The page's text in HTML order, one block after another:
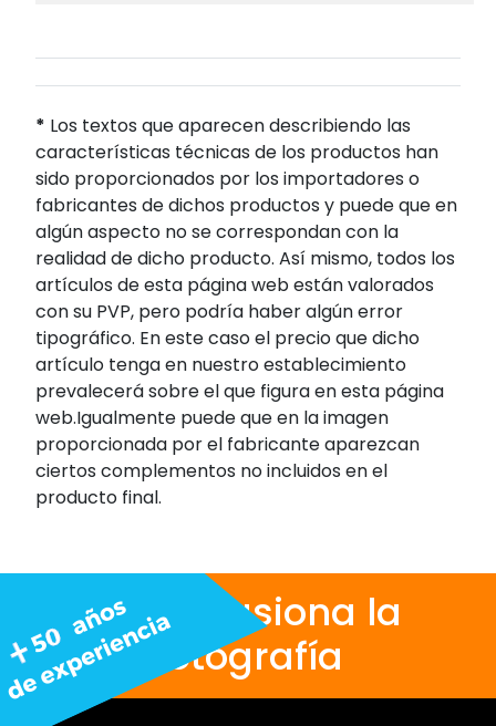
* Los textos que aparecen describiendo las
características técnicas de los productos han
sido proporcionados por los importadores o
fabricantes de dichos productos y puede que en
algún aspecto no se correspondan con la
realidad de dicho producto. Así mismo, todos los
artículos de esta página web están valorados
con su PVP, pero podría haber algún error
tipográfico. En este caso el precio que dicho
artículo tenga en nuestro establecimiento
prevalecerá sobre el que figura en esta página
web.Igualmente puede que en la imagen
proporcionada por el fabricante aparezcan
ciertos complementos no incluidos en el
producto final.
Nos apasiona la
fotografía